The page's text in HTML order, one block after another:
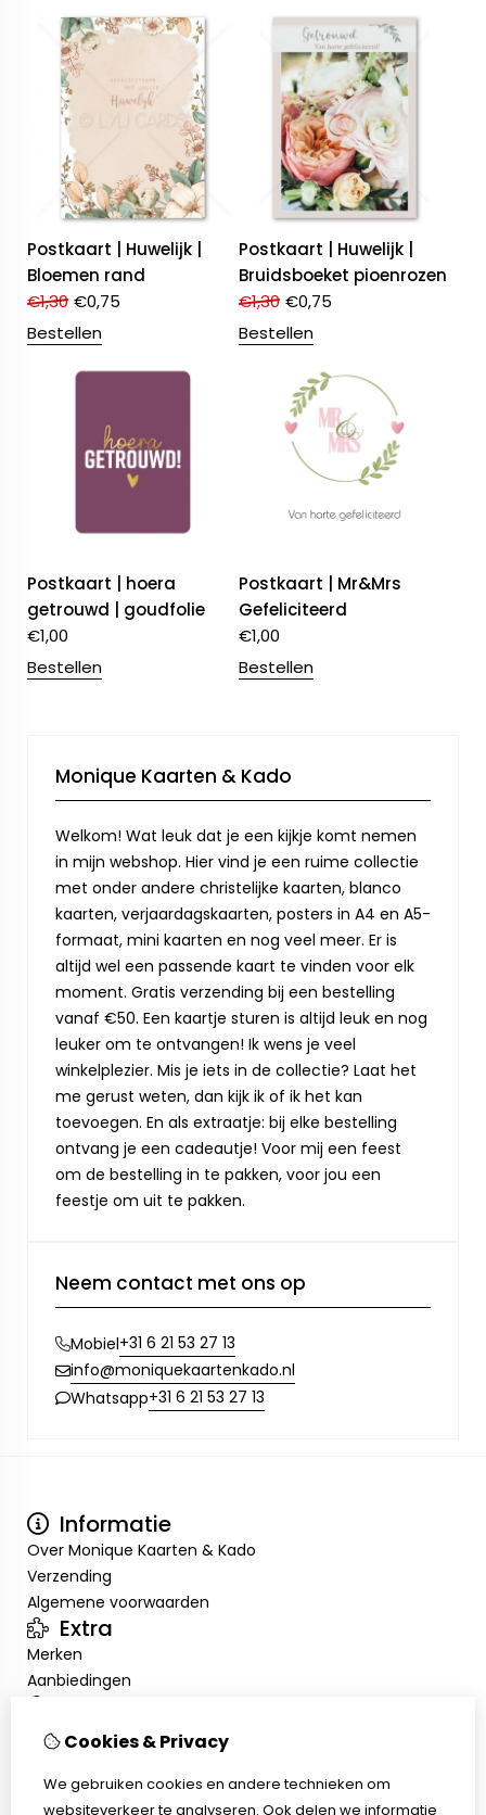
Postkaart | Huwelijk |
Bloemen rand
€1,30 €0,75
Bestellen
Postkaart | Huwelijk |
Bruidsboeket pioenrozen
€1,30 €0,75
Bestellen
Postkaart | hoera
getrouwd | goudfolie
€1,00
Bestellen
Postkaart | Mr&Mrs
Gefeliciteerd
€1,00
Bestellen
Monique Kaarten & Kado
Welkom! Wat leuk dat je een kijkje komt nemen
in mijn webshop. Hier vind je een ruime collectie
met onder andere christelijke kaarten, blanco
kaarten, verjaardagskaarten, posters in A4 en A5-
formaat, mini kaarten en nog veel meer. Er is
altijd wel een passende kaart te vinden voor elk
moment. Gratis verzending bij een bestelling
vanaf €50. Een kaartje sturen is altijd leuk en nog
leuker om te ontvangen! Ik wens je veel
winkelplezier. Mis je iets in de collectie? Laat het
me gerust weten, dan kijk ik of ik het kan
toevoegen. En als extraatje: bij elke bestelling
ontvang je een cadeautje! Voor mij een feest
om de bestelling in te pakken, voor jou een
feestje om uit te pakken.
Neem contact met ons op
Mobiel+31 6 21 53 27 13
info@moniquekaartenkado.nl
Whatsapp+31 6 21 53 27 13
Informatie
Over Monique Kaarten & Kado
Verzending
Algemene voorwaarden
Extra
Merken
Aanbiedingen
Inloggen
Nieuwsbrief
Cookies & Privacy
We gebruiken cookies en andere technieken om
websiteverkeer te analyseren. Ook delen we informatie